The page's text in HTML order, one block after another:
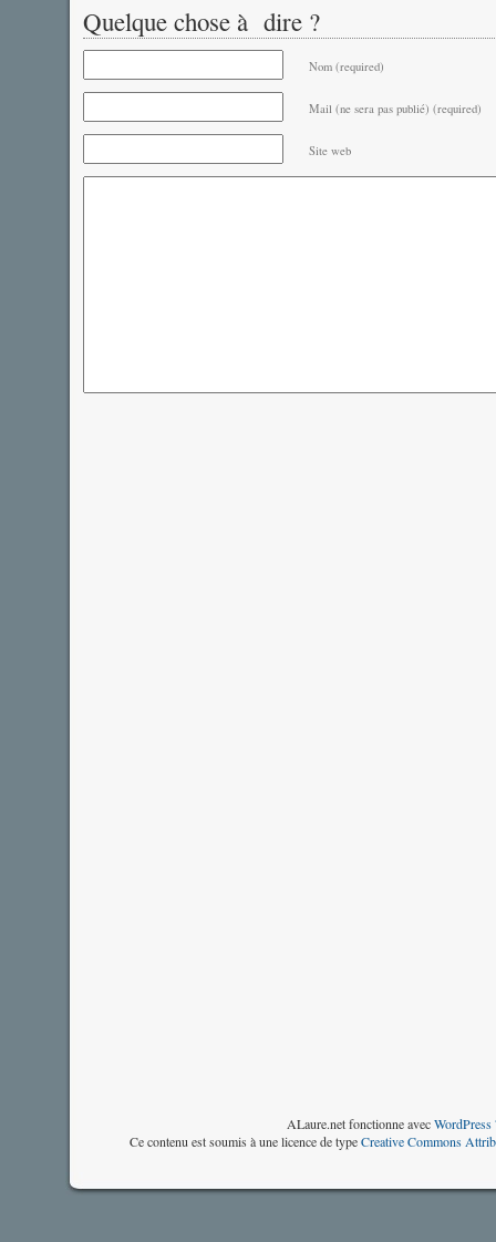
Quelque chose à dire ?
Nom (required)
Mail (ne sera pas publié) (required)
Site web
ALaure.net fonctionne avecWordPress
Ce contenu est soumis à une licence de typeCreative Commons